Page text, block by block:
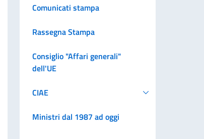
Comunicati stampa
Rassegna Stampa
Consiglio "Affari generali"
dell'UE
CIAE
Ministri dal 1987 ad oggi